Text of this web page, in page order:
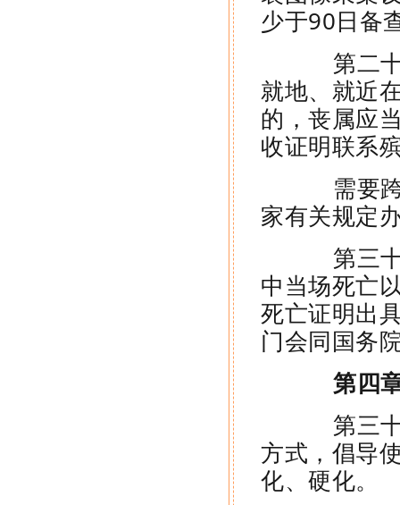
少于90日备
第二十
就地、就近
的，丧属应
收证明联系
需要跨
家有关规定
第三十
中当场死亡
死亡证明出
门会同国务
第四
第三十
方式，倡导
化、硬化。